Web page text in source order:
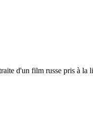
d'un film russe pris à la